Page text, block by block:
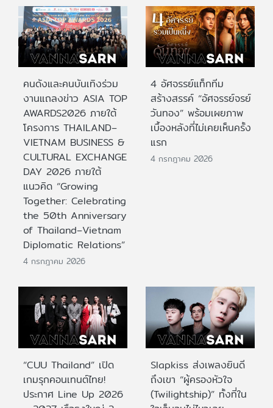
คนดังและคนบันเทิงร่วม
งานแถลงข่าว ASIA TOP
AWARDS2026 ภายใต้
โครงการ THAILAND–
VIETNAM BUSINESS &
CULTURAL EXCHANGE
DAY 2026 ภายใต้
แนวคิด “Growing
Together: Celebrating
the 50th Anniversary
of Thailand–Vietnam
Diplomatic Relations”
4 กรกฎาคม 2026
4 อัศจรรย์แท็กทีม
สร้างสรรค์ “อัศจรรย์จรย์
วันทอง” พร้อมเผยภาพ
เบื้องหลังที่ไม่เคยเห็นครั้ง
แรก
4 กรกฎาคม 2026
“CUU Thailand” เปิด
เกมรุกคอนเทนต์ไทย!
ประกาศ Line Up 2026
Slapkiss ส่งเพลงยินดี
ถึงเขา “ผู้ครองหัวใจ
(Twilightship)” ทั้งที่ใน